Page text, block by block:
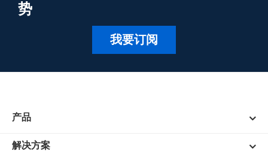
势
我要订阅
产品
解决方案